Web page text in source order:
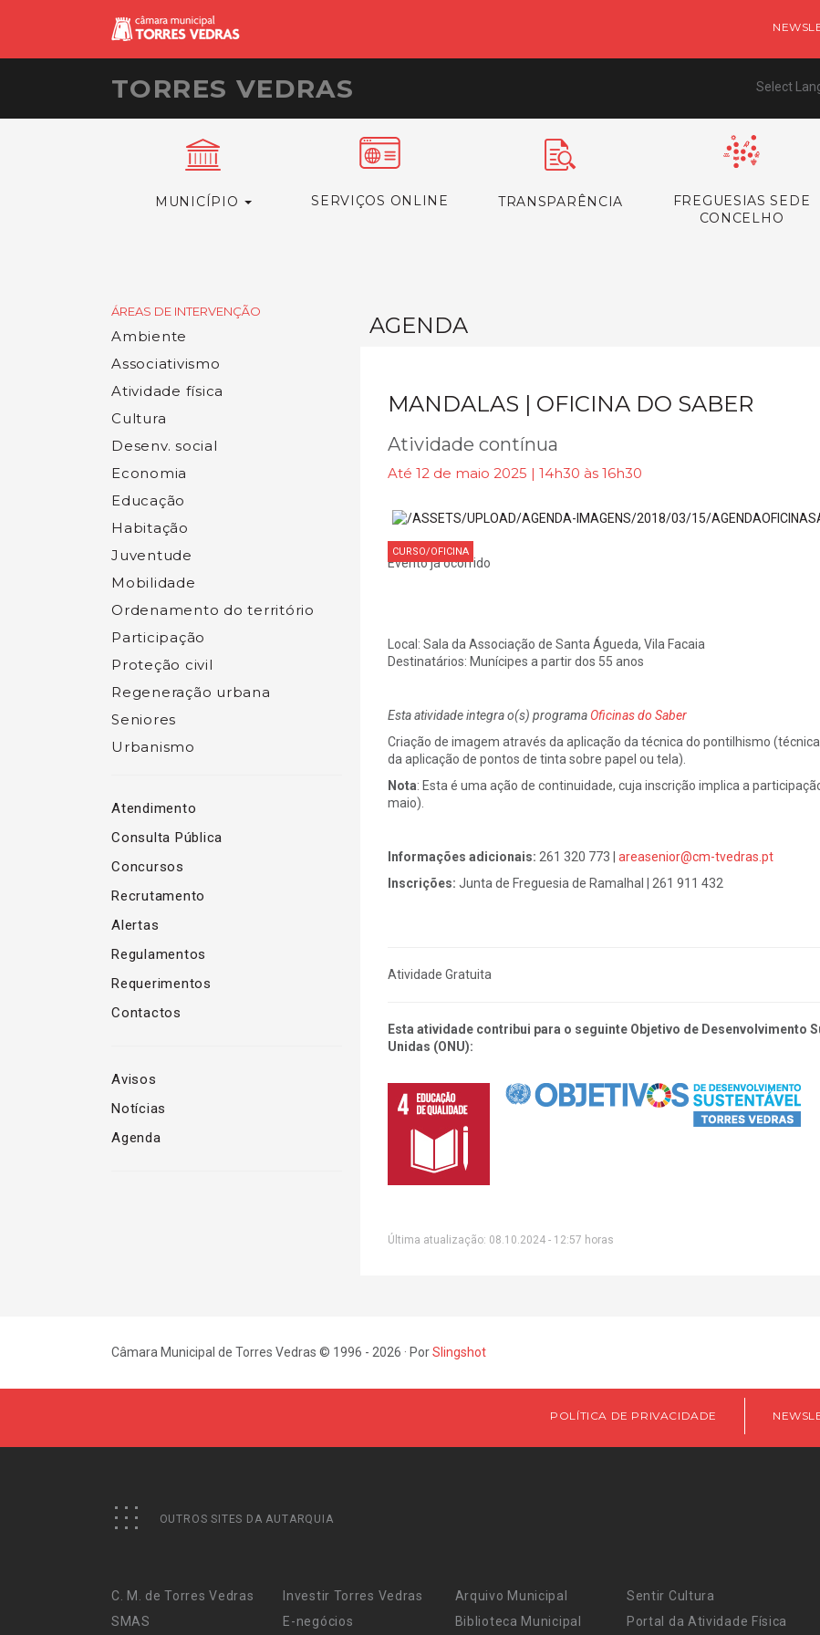
TORRES VEDRAS Select
MUNICÍPIO SERVIÇOS ONLINE TRANSPARÊNCIA
FREGUESIAS SEDE
CONCELHO
ÁREAS DE INTERVENÇÃO
Ambiente
Associativismo
Atividade física
Cultura
Desenv. social
Economia
Educação
Habitação
Juventude
Mobilidade
Ordenamento do território
Participação
Proteção civil
Regeneração urbana
Seniores
Urbanismo
Atendimento
Consulta Pública
Concursos
Recrutamento
Alertas
Regulamentos
Requerimentos
Contactos
Avisos
Notícias
Agenda
AGENDA
MANDALAS | OFICINA DO SABER
Atividade contínua
Até 12 de maio 2025 | 14h30 às 16h30
CURSO/OFICINA
Evento já ocorrido
Local: Sala da Associação de Santa Águeda, Vila Facaia
Destinatários: Munícipes a partir dos 55 anos
Esta atividade integra o(s) programa Oficinas do Saber
Criação de imagem através da aplicação da técnica do pontilhismo
da aplicação de pontos de tinta sobre papel ou tela).
Nota: Esta é uma ação de continuidade, cuja inscrição implica a
maio).
Informações adicionais: 261 320 773 | areasenior@cm-tvedras.pt
Inscrições: Junta de Freguesia de Ramalhal | 261 911 432
Atividade Gratuita
Esta atividade contribui para o seguinte Objetivo de Desenvolvimento
Unidas (ONU):
Última atualização: 08.10.2024 - 12:57 horas
Câmara Municipal de Torres Vedras © 1996 - 2026 · PorSlingshot
POLÍTICA DE PRIVACIDADE
OUTROS SITES DA AUTARQUIA
C. M. de Torres Vedras
SMAS
Investir Torres Vedras
E-negócios
Arquivo Municipal
Biblioteca Municipal
Sentir Cultura
Portal da Atividade Física